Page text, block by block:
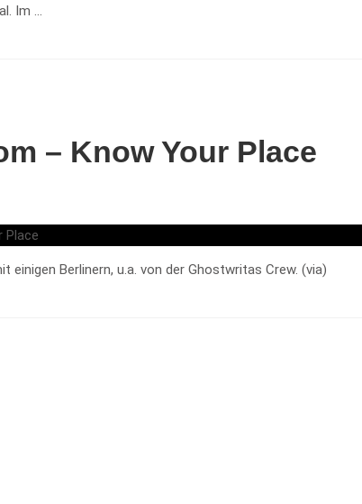
Im …
– Know Your Place
einigen Berlinern, u.a. von der Ghostwritas Crew. (via)